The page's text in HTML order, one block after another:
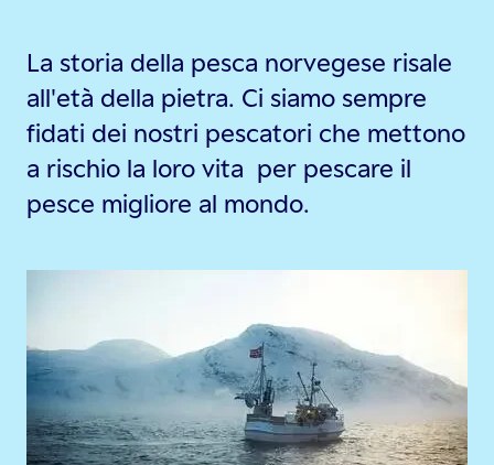
La storia della pesca norvegese risale
all'età della pietra. Ci siamo sempre
fidati dei nostri pescatori che mettono
a rischio la loro vita per pescare il
pesce migliore al mondo.